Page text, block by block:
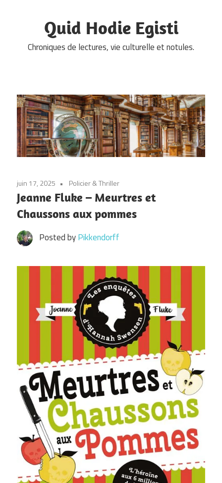
Quid Hodie Egisti
Chroniques de lectures, vie culturelle et notules.
juin 17, 2025 Policier & Thriller
Jeanne Fluke – Meurtres et
Chaussons aux pommes
Posted byPikkendorff